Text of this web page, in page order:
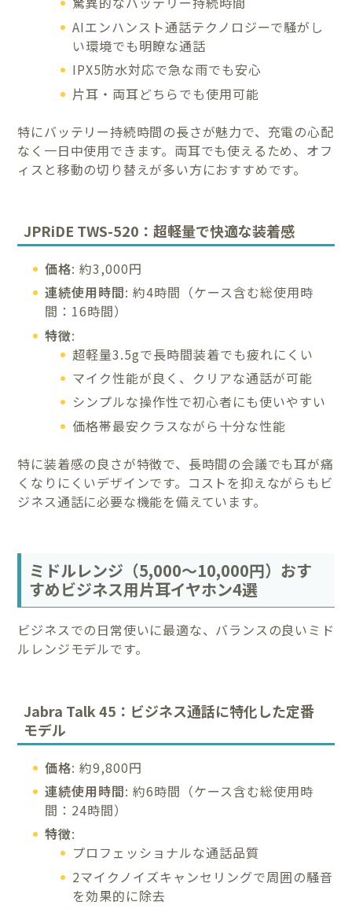
AIエンハンスト通話テクノロジーで騒がし
い環境でも明瞭な通話
IPX5防水対応で急な雨でも安心
片耳・両耳どちらでも使用可能
特にバッテリー持続時間の長さが魅力で、充電の心配
なく一日中使用できます。両耳でも使えるため、オフ
ィスと移動の切り替えが多い方におすすめです。
JPRiDE TWS-520：超軽量で快適な装着感
価格: 約3,000円
連続使用時間: 約4時間（ケース含む総使用時
間：16時間）
特徴:
超軽量3.5gで長時間装着でも疲れにくい
マイク性能が良く、クリアな通話が可能
シンプルな操作性で初心者にも使いやすい
価格帯最安クラスながら十分な性能
特に装着感の良さが特徴で、長時間の会議でも耳が痛
くなりにくいデザインです。コストを抑えながらもビ
ジネス通話に必要な機能を備えています。
ミドルレンジ（5,000〜10,000円）おす
すめビジネス用片耳イヤホン4選
ビジネスでの日常使いに最適な、バランスの良いミド
ルレンジモデルです。
Jabra Talk 45：ビジネス通話に特化した定番
モデル
価格: 約9,800円
連続使用時間: 約6時間（ケース含む総使用時
間：24時間）
特徴:
プロフェッショナルな通話品質
2マイクノイズキャンセリングで周囲の騒音
を効果的に除去